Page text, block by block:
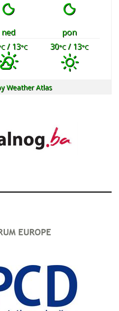
ned
pon
/ 13°C 30°C/ 13°C
Weather Atlas